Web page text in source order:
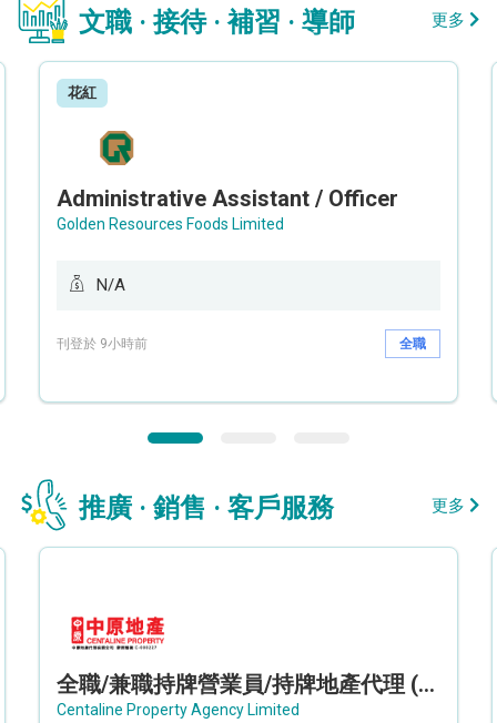
文職 · 接待 · 補習 · 導師 更多
花紅
Administrative Assistant / Officer
Golden Resources Foods Limited
N/A
刊登於 9小時前 全職
推廣 · 銷售 · 客戶服務 更多
全職/兼職持牌營業員/持牌地產代理 (長沙灣/將軍澳/油塘)
Centaline Property Agency Limited